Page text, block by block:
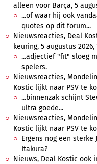
alleen voor Barça, 5
...of waar hij ook
quotes op dit forum...
Nieuwsreacties, Deal
keuring, 5 augustus 2026,
...adjectief "fit" sloeg
spelers.
Nieuwsreacties,
Kostic lijkt naar PSV te
...binnenzak schijnt
ultra goede...
Nieuwsreacties,
Kostic lijkt naar PSV te
Ergens nog een sterke J
Itakura?
Nieuws, Deal Kostic ook